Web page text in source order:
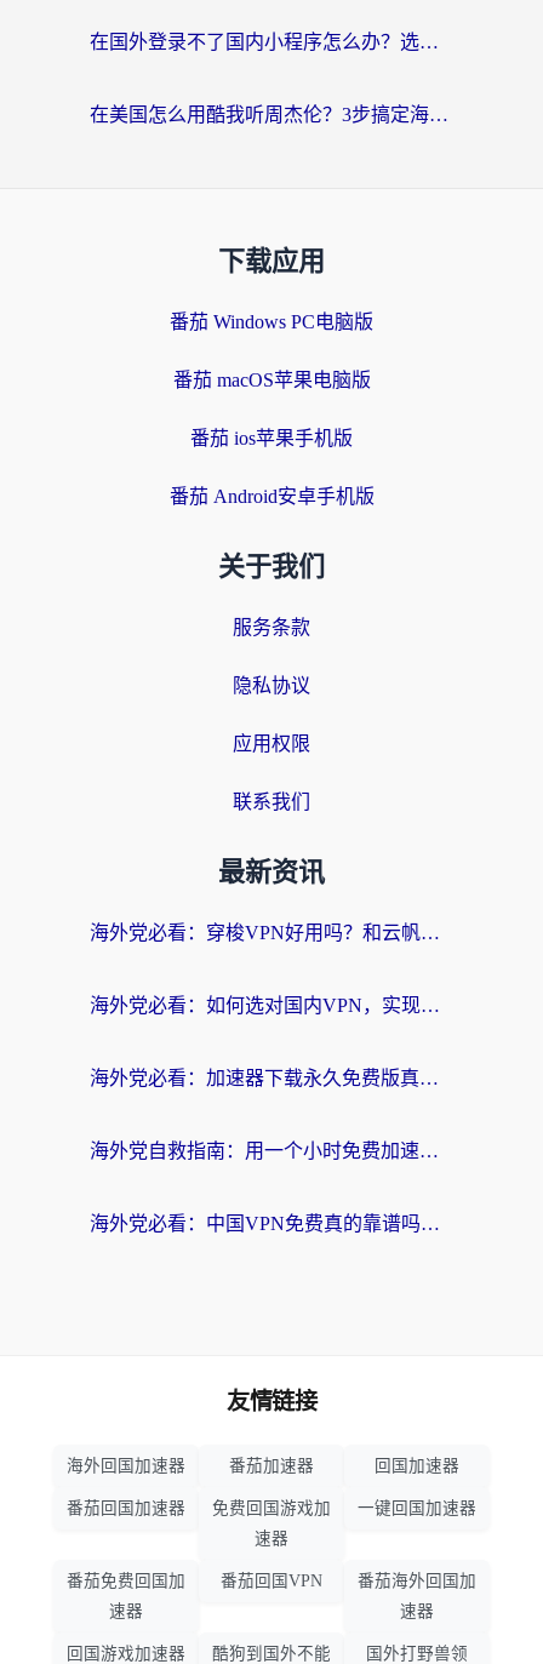
在国外登录不了国内小程序怎么办？选对回国加速器，轻松解锁国内资源
在美国怎么用酷我听周杰伦？3步搞定海外听歌难题
下载应用
番茄 Windows PC电脑版
番茄 macOS苹果电脑版
番茄 ios苹果手机版
番茄 Android安卓手机版
关于我们
服务条款
隐私协议
应用权限
联系我们
最新资讯
海外党必看：穿梭VPN好用吗？和云帆VPN对比哪个回国效果更好？附真实测评+避坑指南
海外党必看：如何选对国内VPN，实现无缝访问国内资源？
海外党必看：加速器下载永久免费版真的存在吗？教你无缝访问国内资源的正确姿势
海外党自救指南：用一个小时免费加速器，轻松打破国内资源访问壁垒？
海外党必看：中国VPN免费真的靠谱吗？手把手教你选对回国加速器
友情链接
海外回国加速器 番茄加速器 回国加速器
番茄回国加速器
免费回国游戏加
速器
一键回国加速器
番茄免费回国加
速器
番茄回国VPN
番茄海外回国加
速器
回国游戏加速器 酷狗到国外不能 国外打野兽领